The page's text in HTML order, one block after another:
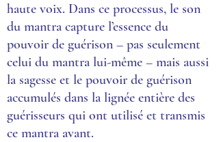
haute voix. Dans ce processus, le son
du mantra capture l’essence du
pouvoir de guérison – pas seulement
celui du mantra lui-même – mais aussi
la sagesse et le pouvoir de guérison
accumulés dans la lignée entière des
guérisseurs qui ont utilisé et transmis
ce mantra avant.